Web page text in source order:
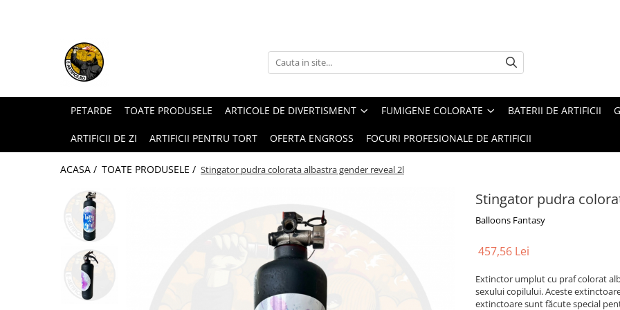
ARTICOLE DE DIVERTISMENT
FUMIGENE COLORATE
Torte de stadion
GENDER REVEAL
Fumigene colorate gender reveal
Artificii gender reveal
Baloane gender reveal
ARTICOLE DE PETRECERE
Artificii sparklers
Artificii Tort Engros
PETARDE TOATE PRODUSELE ARTICOLE DE DIVERTISMENT FUMIGENE COLORATE BATERII DE ARTIFICII
ARTIFICII DE ZI ARTIFICII PENTRU TORT OFERTA ENGROSS FOCURI PROFESIONALE DE ARTIFICII
ACASA / TOATE PRODUSELE / Stingator pudra colorata albastra gender reveal 2l
Stingator pudra
Balloons Fantasy
457,56 Lei
Extinctor umplut cu praf colorat
sexului copilului. Aceste
extinctoare sunt făcute special